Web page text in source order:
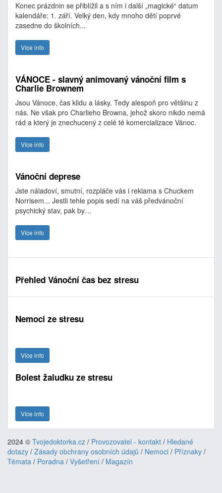
Konec prázdnin se přiblížil a s ním i další „magické“ datum
kalendáře: 1. září. Velký den, kdy mnoho dětí poprvé
zasedne do školních...
Více info
VÁNOCE - slavný animovaný vánoční film s
Charlie Brownem
Jsou Vánoce, čas klidu a lásky. Tedy alespoň pro většinu z
nás. Ne však pro Charlieho Browna, jehož skoro nikdo nemá
rád a který je znechucený z celé té komercializace Vánoc.
Více info
Vánoční deprese
Jste náladoví, smutní, rozpláče vás i reklama s Chuckem
Norrisem... Jestli tehle popis sedí na váš předvánoční
psychický stav, pak by…
Více info
Přehled Vánoční čas bez stresu
Nemoci ze stresu
Více info
Bolest žaludku ze stresu
Více info
2024 © Tvojedoktorka.cz / Provozovatel - kontakt / Hledané
dotazy / Zásady obchrany osobních údajů / Nemoci / Příznaky /
Témata / Poradna / Vyšetření / Magazín